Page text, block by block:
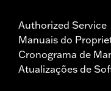
Authorized Service
Manuais do
Cronograma de
Atualizações de